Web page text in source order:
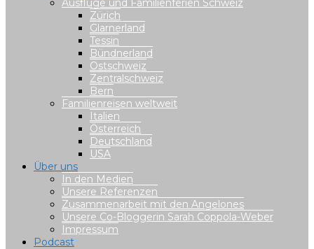
Ausflüge und Familienferien Schweiz
Zürich
Glarnerland
Tessin
Bündnerland
Ostschweiz
Zentralschweiz
Bern
Familienreisen weltweit
Italien
Österreich
Deutschland
USA
Über uns
In den Medien
Unsere Referenzen
Zusammenarbeit mit den Angelones
Unsere Co-Bloggerin Sarah Coppola-Weber
Impressum
Podcast